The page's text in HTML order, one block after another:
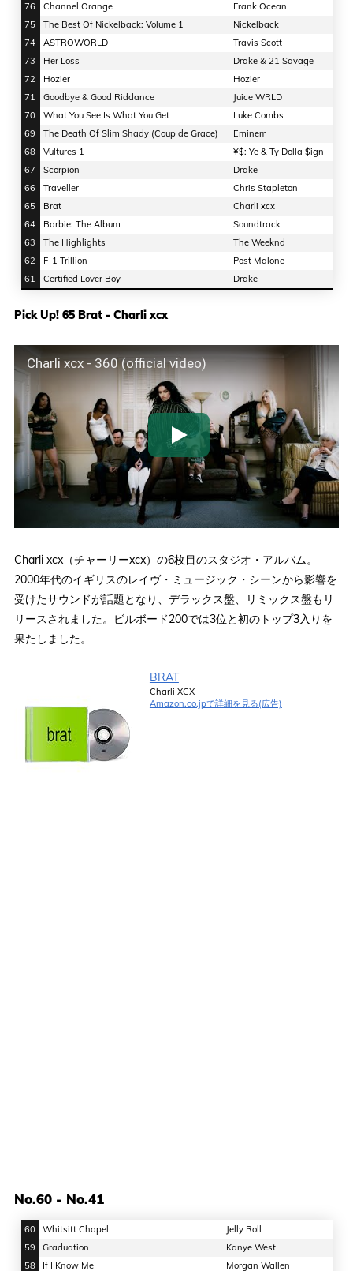
76
Channel Orange
Frank Ocean
75
The Best Of Nickelback: Volume 1
Nickelback
74
ASTROWORLD
Travis Scott
73
Her Loss
Drake & 21 Savage
72
Hozier
Hozier
71
Goodbye & Good Riddance
Juice WRLD
70
What You See Is What You Get
Luke Combs
69
The Death Of Slim Shady (Coup de Grace)
Eminem
68
Vultures 1
¥$: Ye & Ty Dolla $ign
67
Scorpion
Drake
66
Traveller
Chris Stapleton
65
Brat
Charli xcx
64
Barbie: The Album
Soundtrack
63
The Highlights
The Weeknd
62
F-1 Trillion
Post Malone
61
Certified Lover Boy Drake
Pick Up! 65 Brat - Charli xcx
Charli xcx - 360 (official video)
Charli xcx（チャーリーxcx）の6枚目のスタジオ・アルバム。
2000年代のイギリスのレイヴ・ミュージック・シーンから影響を
受けたサウンドが話題となり、デラックス盤、リミックス盤もリ
リースされました。ビルボード200では3位と初のトップ3入りを
果たしました。
BRAT
Charli XCX
Amazon.co.jpで詳細を見る(広告)
No.60 - No.41
60 Whitsitt Chapel
Jelly Roll
59
Graduation
Kanye West
58
If I Know Me
Morgan Wallen